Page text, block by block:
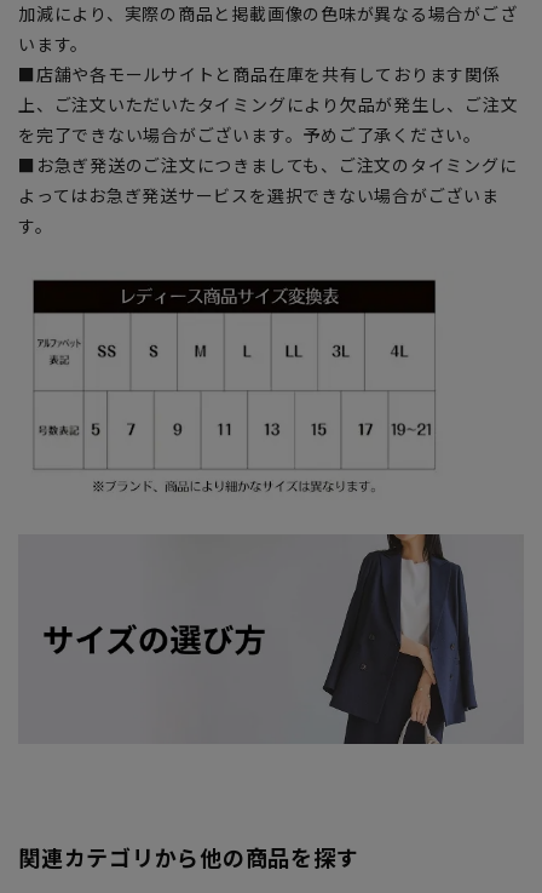
加減により、実際の商品と掲載画像の色味が異なる場合がござ
います。
■店舗や各モールサイトと商品在庫を共有しております関係
上、ご注文いただいたタイミングにより欠品が発生し、ご注文
を完了できない場合がございます。予めご了承ください。
■お急ぎ発送のご注文につきましても、ご注文のタイミングに
よってはお急ぎ発送サービスを選択できない場合がございま
す。
関連カテゴリから他の商品を探す